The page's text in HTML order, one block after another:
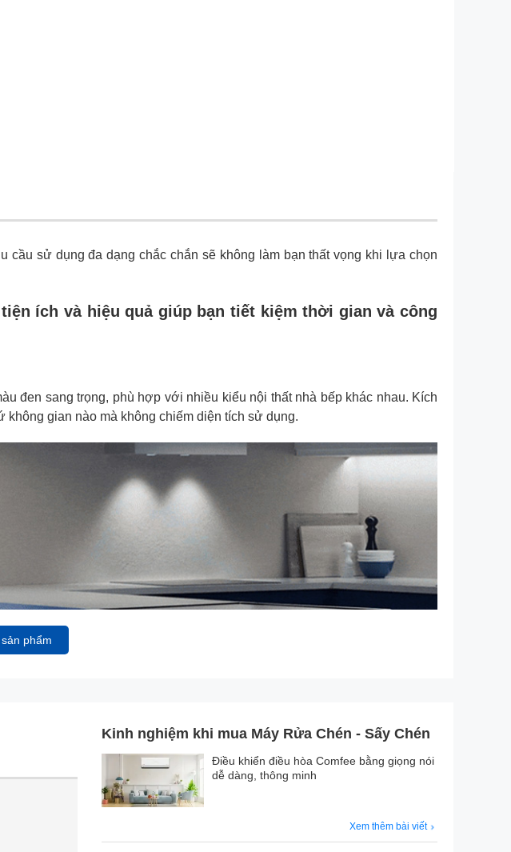
cầu sử dụng đa dạng chắc chắn sẽ không làm bạn thất vọng khi lựa chọn
tiện ích và hiệu quả giúp bạn tiết kiệm thời gian và công
đen sang trọng, phù hợp với nhiều kiểu nội thất nhà bếp khác nhau. Kích
gian nào mà không chiếm diện tích sử dụng.
phẩm
Kinh nghiệm khi mua Máy Rửa Chén - Sấy Chén
Điều khiển điều hòa Comfee bằng giọng nói
dễ dàng, thông minh
Xem thêm bài viết